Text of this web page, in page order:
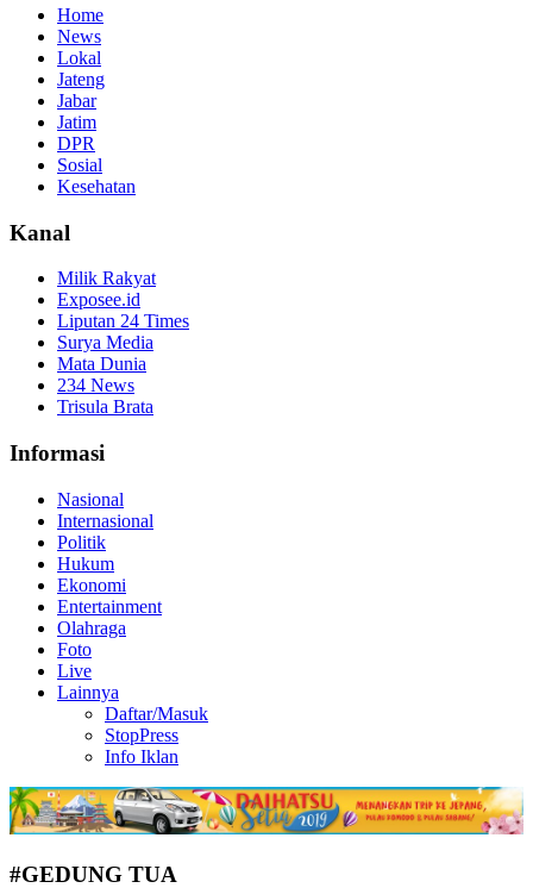
Home
News
Lokal
Jateng
Jabar
Jatim
DPR
Sosial
Kesehatan
Kanal
Milik Rakyat
Exposee.id
Liputan 24 Times
Surya Media
Mata Dunia
234 News
Trisula Brata
Informasi
Nasional
Internasional
Politik
Hukum
Ekonomi
Entertainment
Olahraga
Foto
Live
Lainnya
Daftar/Masuk
StopPress
Info Iklan
#GEDUNG TUA